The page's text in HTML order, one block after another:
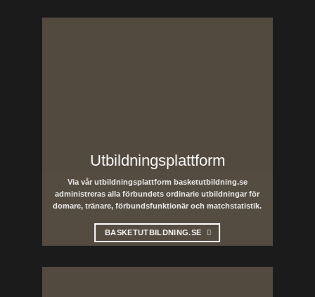
väljas
Utbildningsplattform
Via vår utbildningsplattform basketutbildning.se
administreras alla förbundets ordinarie utbildningar för
domare, tränare, förbundsfunktionär och matchstatistik.
BASKETUTBILDNING.SE